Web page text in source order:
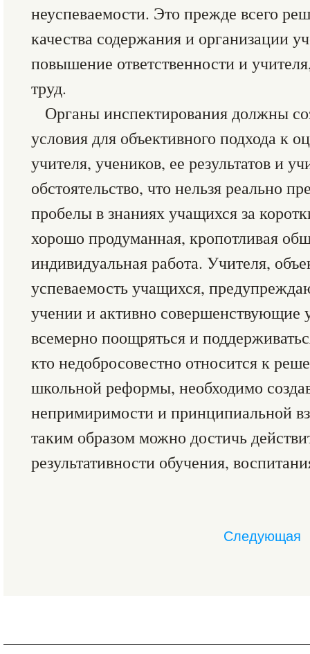
неуспеваемости. Это прежде всего
качества содержания и организации
повышение ответственности и
труд.
Органы инспектирования должны
условия для объективного подхода к
учителя, учеников, ее результатов и
обстоятельство, что нельзя реально
пробелы в знаниях учащихся за
хорошо продуманная, кропотливая
индивидуальная работа. Учителя,
успеваемость учащихся,
учении и активно
всемерно поощряться и
кто недобросовестно относится к
школьной реформы, необходимо
непримиримости и принципиальной
таким образом можно достичь
результативности обучения,
Следующая